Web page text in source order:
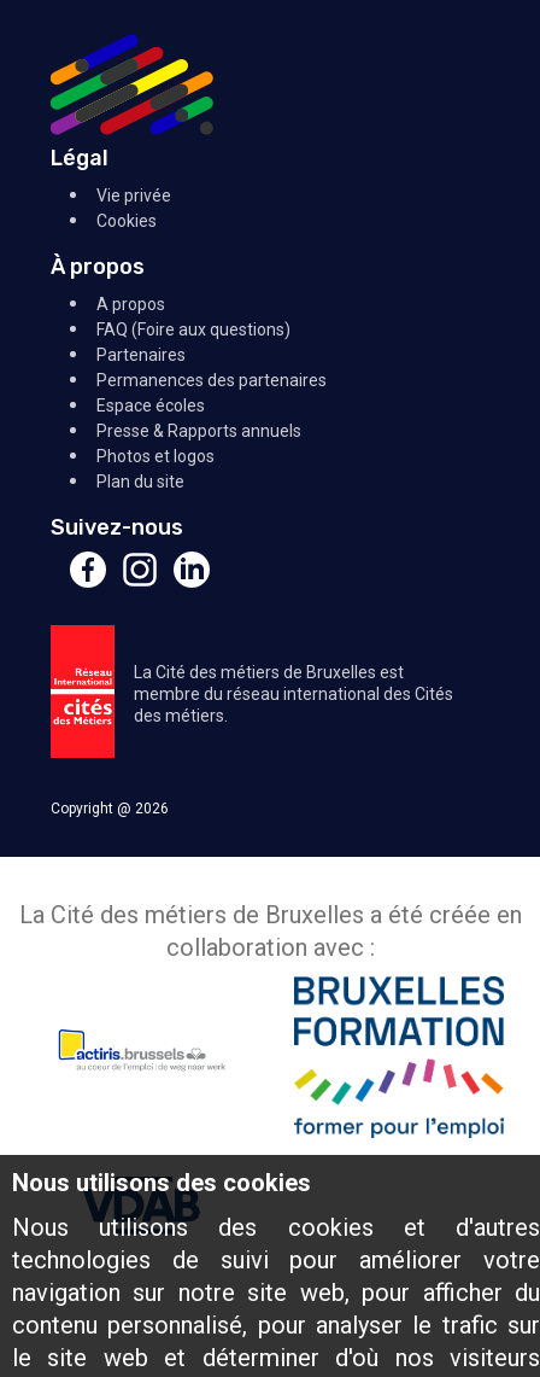
Nous utilisons des cookies
Nous utilisons des cookies et d'autres
technologies de suivi pour améliorer votre
navigation sur notre site web, pour afficher du
contenu personnalisé, pour analyser le trafic sur
le site web et déterminer d'où nos visiteurs
Légal
Vie privée
Cookies
À propos
A propos
FAQ (Foire aux questions)
Partenaires
Permanences des partenaires
Espace écoles
Presse & Rapports annuels
Photos et logos
Plan du site
Suivez-nous
La Cité des métiers de Bruxelles est
membre du réseau international des Cités
des métiers.
Copyright @ 2026
La Cité des métiers de Bruxelles a été créée en
collaboration avec :